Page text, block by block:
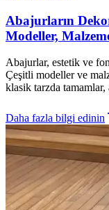
Abajurların
Modeller,
Abajurlar, estetik ve
Çeşitli modeller ve
klasik tarzda
Daha fazla bilgi edinin